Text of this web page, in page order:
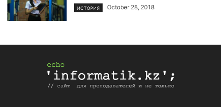
ИСТОРИЯ October 28, 2018